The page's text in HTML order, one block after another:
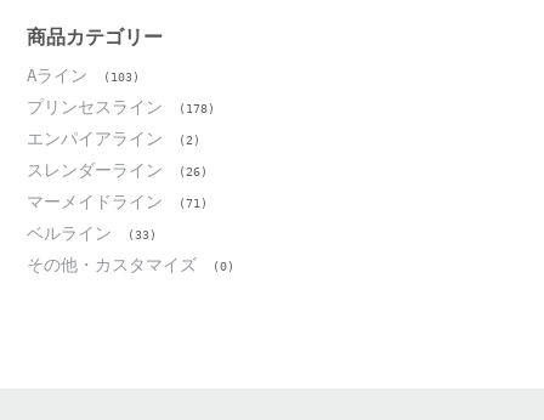
ブ
商品カテゴリー
Aライン (103)
プリンセスライン (178)
エンパイアライン (2)
スレンダーライン (26)
マーメイドライン (71)
ベルライン (33)
その他・カスタマイズ (0)